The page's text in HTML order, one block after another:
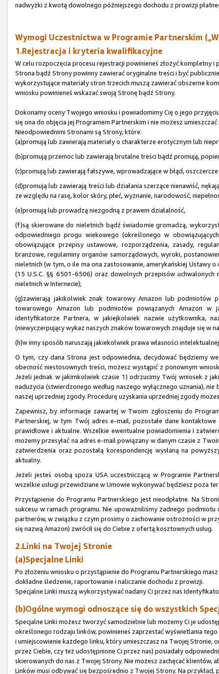
nadwyżki z kwotą dowolnego późniejszego dochodu z prowizji
Wymogi Uczestnictwa w Programie Partnerskim
1.Rejestracja i kryteria kwalifikacyjne
W celu rozpoczęcia procesu rejestracji powinieneś złożyć kompletny
Strona bądź Strony powinny zawierać oryginalne treści i być
wykorzystujące materiały stron trzecich muszą zawierać obszerne
wniosku powinieneś wskazać swoją Stronę bądź Strony.
Dokonamy oceny Twojego wniosku i powiadomimy Cię o jego
się ona do objęcia jej Programem Partnerskim i nie możesz
Nieodpowiednimi Stronami są Strony, które:
(a)promują lub zawierają materiały o charakterze erotycznym lub
(b)promują przemoc lub zawierają brutalne treści bądź promują,
(c)promują lub zawierają fałszywe, wprowadzające w błąd,
(d)promują lub zawierają treści lub działania szerzące nienawiść,
ze względu na rasę, kolor skóry, płeć, wyznanie, narodowość,
(e)promują lub prowadzą niezgodną z prawem działalność,
(f)są skierowane do nieletnich bądź świadomie gromadzą,
odpowiedniego progu wiekowego (określonego w
obowiązujące przepisy ustawowe, rozporządzenia, zasady,
branżowe, regulaminy organów samorządowych, wyroki,
nieletnich (w tym, o ile ma ona zastosowanie, amerykańskiej Ustawy
(15 U.S.C. §§ 6501-6506) oraz dowolnych przepisów
nieletnich w Internecie);
(g)zawierają jakikolwiek znak towarowy Amazon lub podmiotów
towarowego Amazon lub podmiotów powiązanych Amazon w
identyfikatorze Partnera, w jakiejkolwiek nazwie użytkownika,
(niewyczerpujący wykaz naszych znaków towarowych znajduje się w
(h)w inny sposób naruszają jakiekolwiek prawa własności
O tym, czy dana Strona jest odpowiednia, decydować będziemy
obecność niestosownych treści, możesz wystąpić z ponownym
Jeżeli jednak w jakimkolwiek czasie 1) odrzucimy Twój wniosek z
nadużycia (stwierdzonego według naszego wyłącznego uznania),
naszej uprzedniej zgody. Procedurę uzyskania uprzedniej zgody
Zapewnisz, by informacje zawartej w Twoim zgłoszeniu do
Partnerskiej, w tym Twój adres e-mail, pozostałe dane
prawidłowe i aktualne. Wszelkie ewentualne powiadomienia i
możemy przesyłać na adres e-mail powiązany w danym czasie z
zatwierdzenia oraz pozostałą korespondencję wysłaną na
aktualny.
Jeżeli jesteś osobą spoza USA uczestniczącą w Programie
wszelkie usługi przewidziane w Umowie wykonywać będziesz poza
Przystąpienie do Programu Partnerskiego jest nieodpłatne. Na
sukcesu w ramach programu. Nie upoważniliśmy żadnego
partnerów, w związku z czym prosimy o zachowanie ostrożności w
się nazwą Amazon) zwrócił się do Ciebie z ofertą kosztownych usług.
2.Linki na Twojej Stronie
(a)Specjalne Linki
Po złożeniu wniosku o przystąpienie do Programu Partnerskiego
dokładne śledzenie, raportowanie i naliczanie dochodu z prowizji.
Specjalne Linki muszą wykorzystywać nadany Ci przez nas
(b)Ogólne wymogi odnoszące się do wszystkich
Specjalne Linki możesz tworzyć samodzielnie lub możemy Ci je
określonego rodzaju linków, powinieneś zaprzestać wyświetlania
i umiejscowienie każdego linku, który umieszczasz na Twojej Stronie,
przez Ciebie, czy też udostępnione Ci przez nas) posiadały
skierowanych do nas z Twojej Strony. Nie możesz zachęcać klientów,
Linków musi odbywać się bezpośrednio z Twojej Strony. Na